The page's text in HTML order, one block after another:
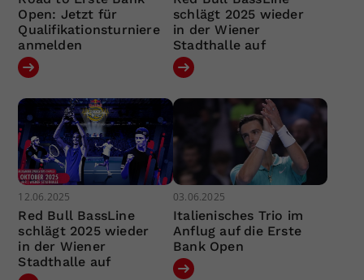
Open: Jetzt für
Qualifikationsturniere
anmelden
schlägt 2025 wieder
in der Wiener
Stadthalle auf
12.06.2025
Red Bull BassLine
schlägt 2025 wieder
in der Wiener
Stadthalle auf
03.06.2025
Italienisches Trio im
Anflug auf die Erste
Bank Open